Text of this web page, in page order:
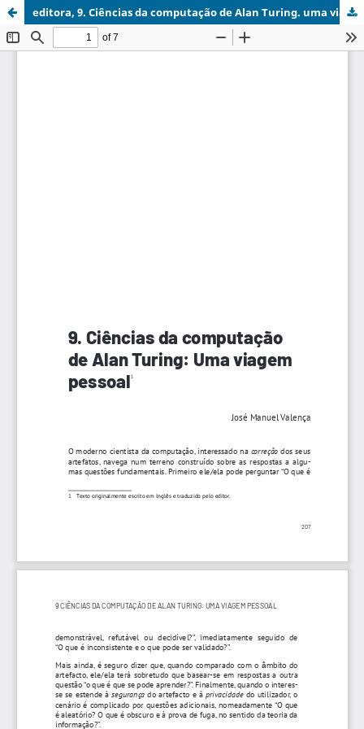
editora, 9. Ciências da computação de Alan Turing. uma viagem pessoal.pdf